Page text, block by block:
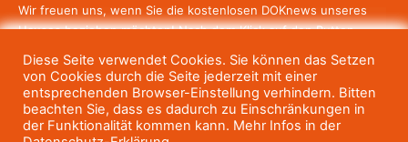
Wir freuen uns, wenn Sie die kostenlosen DOKnews unseres
Hauses beziehen möchten! Nach dem Klick auf den Button
um die Newsletter-Anmeldung abzuschließen. Wenn Sie unsere
Gratis-News irgendwann nicht mehr erhalten wollen, können
Siesich jederzeit einfach wieder abmelden.
Diese Seite verwendet Cookies. Sie können das Setzen
von Cookies durch die Seite jederzeit mit einer
entsprechenden Browser-Einstellung verhindern. Bitten
beachten Sie, dass es dadurch zu Einschränkungen in
der Funktionalität kommen kann. Mehr Infos in der